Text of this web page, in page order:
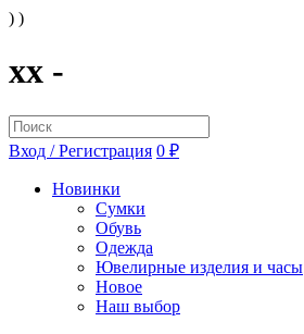
) )
xx -
Вход / Регистрация 0 ₽
Новинки
Сумки
Обувь
Одежда
Ювелирные изделия и часы
Новое
Наш выбор